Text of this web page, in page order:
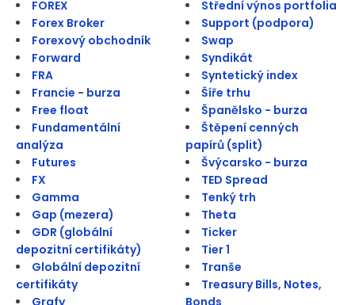
FOREX
Forex Broker
Forexový obchodník
Forward
FRA
Francie - burza
Free float
Fundamentální
analýza
Futures
FX
Gamma
Gap (mezera)
GDR (globální
depozitní certifikáty)
Globální depozitní
certifikáty
Grafy
Střední výnos portfolia
Support (podpora)
Swap
Syndikát
Syntetický index
Šíře trhu
Španělsko - burza
Štěpení cenných
papírů (split)
Švýcarsko - burza
TED Spread
Tenký trh
Theta
Ticker
Tier 1
Tranše
Treasury Bills, Notes,
Bonds